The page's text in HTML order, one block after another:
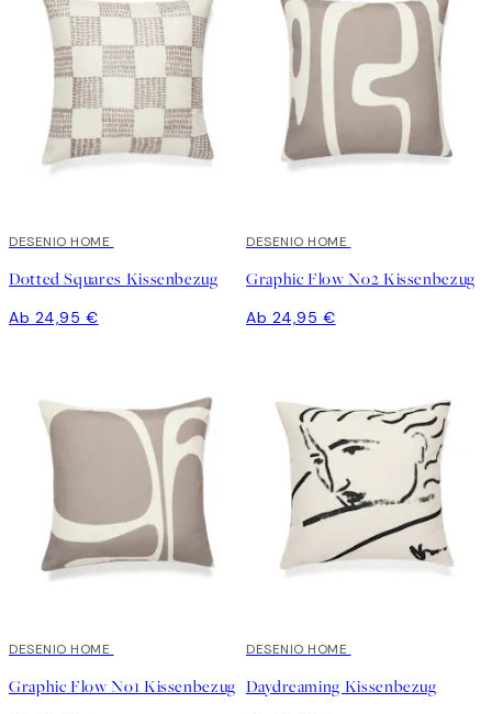
DESENIO HOME
Dotted Squares Kissenbezug
Ab 24,95 €
DESENIO HOME
Graphic Flow No2 Kissenbezug
Ab 24,95 €
DESENIO HOME
Graphic Flow No1 Kissenbezug
DESENIO HOME
Daydreaming Kissenbezug